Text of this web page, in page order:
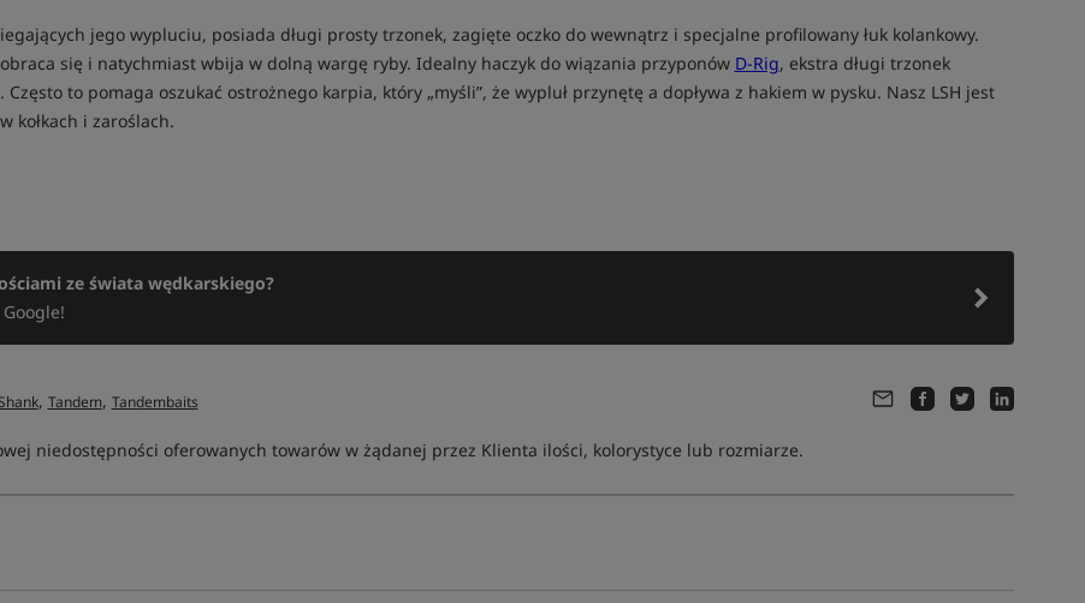
jego wypluciu, posiada długi prosty trzonek, zagięte oczko do wewnątrz i specjalne profilowany łuk kolankowy.
się i natychmiast wbija w dolną wargę ryby. Idealny haczyk do wiązania przyponów D-Rig, ekstra długi trzonek
to pomaga oszukać ostrożnego karpia, który „myśli”, że wypluł przynętę a dopływa z hakiem w pysku. Nasz LSH jest
kołkach i zaroślach.
ze świata wędkarskiego?
, Tandem, Tandembaits
niedostępności oferowanych towarów w żądanej przez Klienta ilości, kolorystyce lub rozmiarze.